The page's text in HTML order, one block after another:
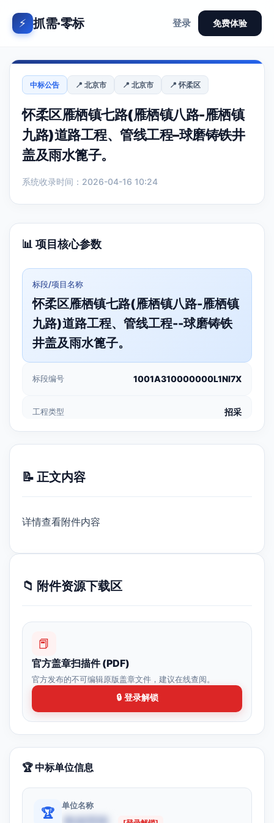
⚡ 抓需·零标 登录 免费体验
中标公告 📍 北京市 📍 北京市 📍 怀柔区
怀柔区雁栖镇七路(雁栖镇八路-雁栖镇
九路)道路工程、管线工程–球磨铸铁井
盖及雨水篦子。
系统收录时间：2026-04-16 10:24
📊 项目核心参数
标段/项目名称
怀柔区雁栖镇七路(雁栖镇八路-雁栖镇
九路)道路工程、管线工程--球磨铸铁
井盖及雨水篦子。
标段编号 1001A310000000L1NI7X
工程类型 招采
📝 正文内容
详情查看附件内容
📁 附件资源下载区
📕
官方盖章扫描件 (PDF)
官方发布的不可编辑原版盖章文件，建议在线查阅。
🔒 登录解锁
🏆 中标单位信息
🏆
单位名称